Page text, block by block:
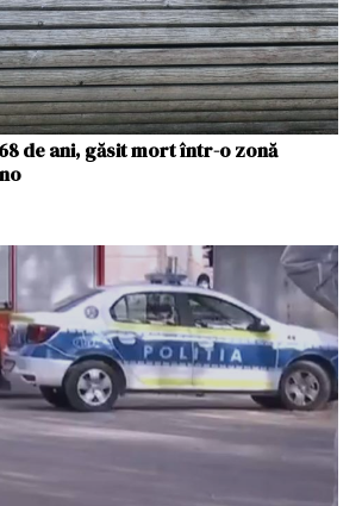
de ani, găsit mort într-o zonă